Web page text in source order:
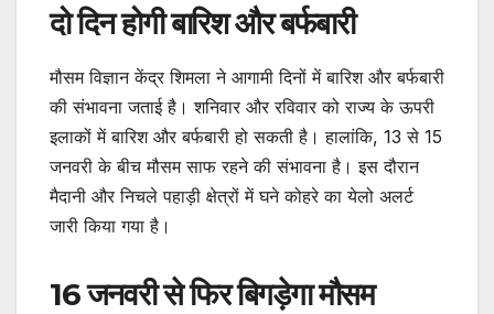
दो दिन होगी बारिश और बर्फबारी
मौसम विज्ञान केंद्र शिमला ने आगामी दिनों में बारिश और बर्फबारी
की संभावना जताई है। शनिवार और रविवार को राज्य के ऊपरी
इलाकों में बारिश और बर्फबारी हो सकती है। हालांकि, 13 से 15
जनवरी के बीच मौसम साफ रहने की संभावना है। इस दौरान
मैदानी और निचले पहाड़ी क्षेत्रों में घने कोहरे का येलो अलर्ट
जारी किया गया है।
16 जनवरी से फिर बिगड़ेगा मौसम